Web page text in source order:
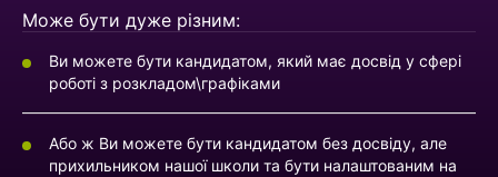
Може бути дуже різним:
Ви можете бути кандидатом, який має досвід у сфері
роботі з розкладом\графіками
Або ж Ви можете бути кандидатом без досвіду, але
прихильником нашої школи та бути налаштованим на